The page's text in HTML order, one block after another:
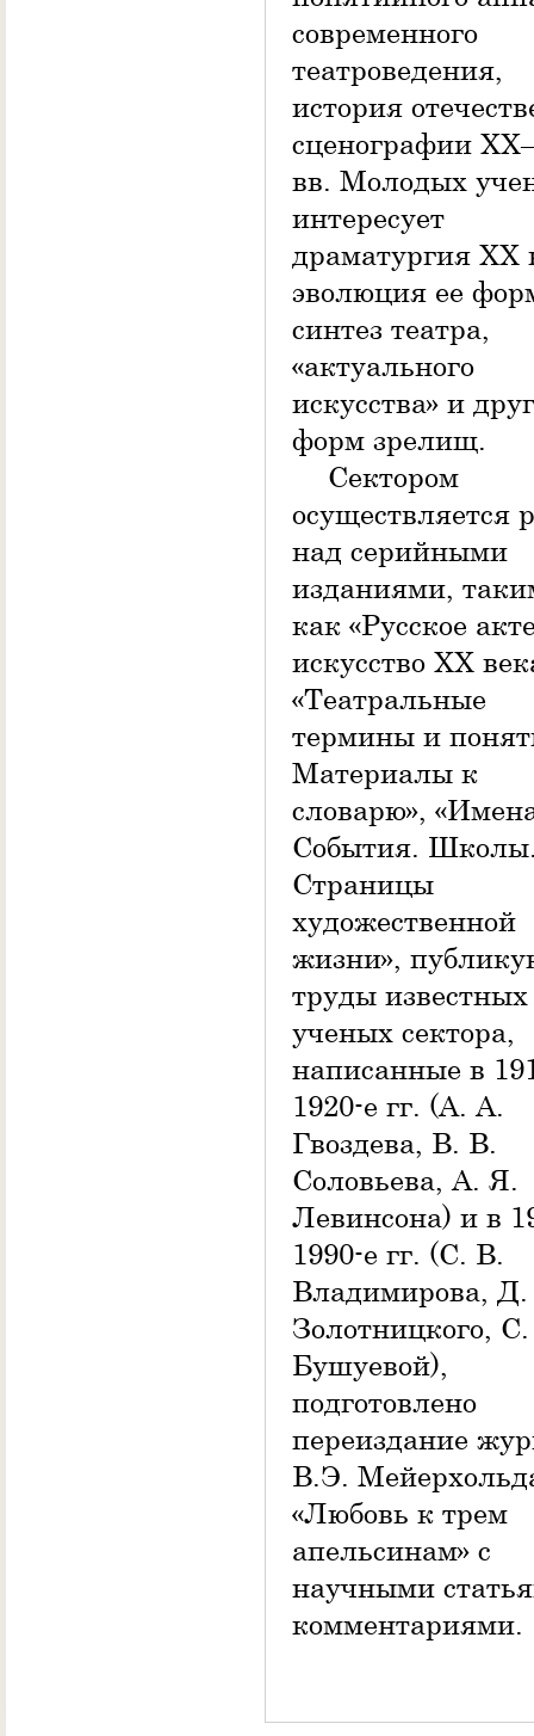
современного
театроведения,
история
сценографии
вв. Молодых
интересует
драматургия ХХ
эволюция ее
синтез театра,
«актуального
искусства» и
форм зрелищ.
Сектором
осуществляется
над серийными
изданиями,
как «Русское
искусство ХХ
«Театральные
термины и
Материалы к
словарю»,
События.
Страницы
художественной
жизни»,
труды известных
ученых сектора,
написанные в
1920-е гг. (А. А.
Гвоздева, В. В.
Соловьева, А. Я.
Левинсона) и в
1990-е гг. (С. В.
Владимирова,
Золотницкого,
Бушуевой),
подготовлено
переиздание
В.Э.
«Любовь к трем
апельсинам» с
научными
комментариями.